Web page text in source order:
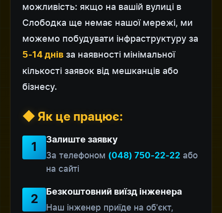
можливість: якщо на вашій вулиці в
Слободка ще немає нашої мережі, ми
можемо побудувати інфраструктуру за
5-14 днів за наявності мінімальної
кількості заявок від мешканців або
бізнесу.
◆ Як це працює:
1
Залиште заявку
За телефоном (048) 750-22-22 або
на сайті
2
Безкоштовний виїзд інженера
Наш інженер приїде на об'єкт,